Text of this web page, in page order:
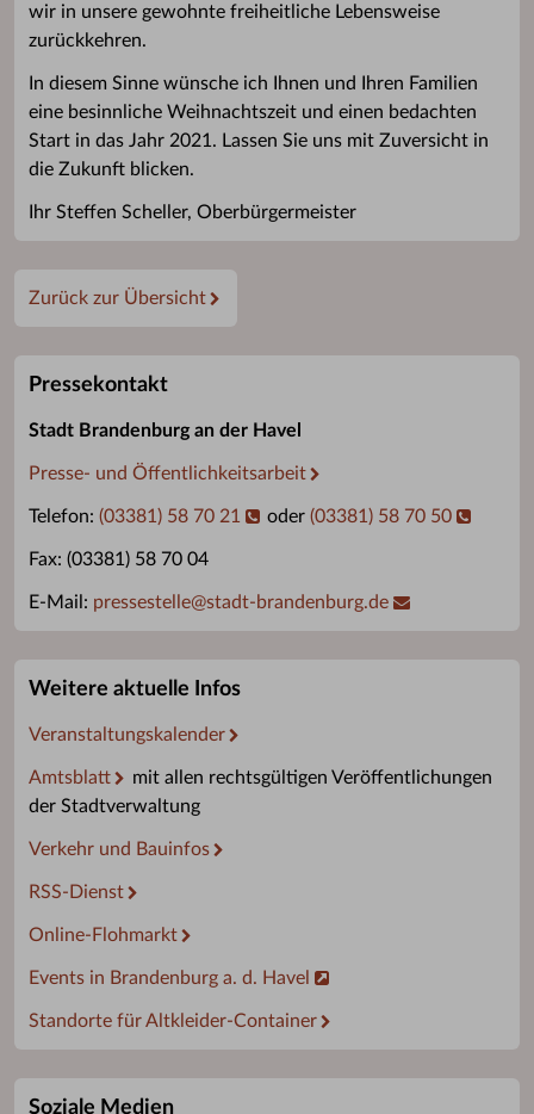
wir in unsere gewohnte freiheitliche Lebensweise
zurückkehren.
In diesem Sinne wünsche ich Ihnen und Ihren Familien
eine besinnliche Weihnachtszeit und einen bedachten
Start in das Jahr 2021. Lassen Sie uns mit Zuversicht in
die Zukunft blicken.
Ihr Steffen Scheller, Oberbürgermeister
Zurück zur Übersicht
Pressekontakt
Stadt Brandenburg an der Havel
Presse- und Öffentlichkeitsarbeit
Telefon: (03381) 58 70 21 oder (03381) 58 70 50
Fax: (03381) 58 70 04
E-Mail: pressestelle@stadt-brandenburg.de
Weitere aktuelle Infos
Veranstaltungskalender
Amtsblatt
mit allen rechtsgültigen Veröffentlichungen
der Stadtverwaltung
Verkehr und Bauinfos
RSS-Dienst
Online-Flohmarkt
Events in Brandenburg a. d. Havel
Standorte für Altkleider-Container
Soziale Medien